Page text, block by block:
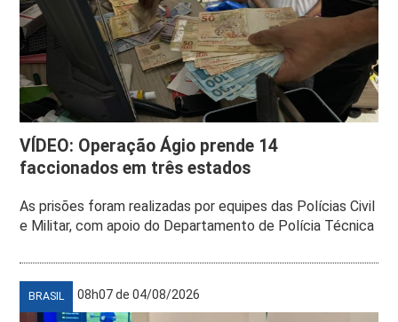
VÍDEO: Operação Ágio prende 14
faccionados em três estados
As prisões foram realizadas por equipes das Polícias Civil
e Militar, com apoio do Departamento de Polícia Técnica
BRASIL 08h07 de 04/08/2026